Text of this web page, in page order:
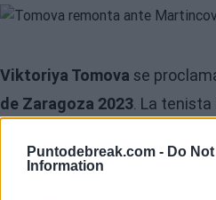
Puntodebreak.com - Do
Information
Viktoriya Tomova se
de Zaragoza 2023. La tenista
número 103 en la